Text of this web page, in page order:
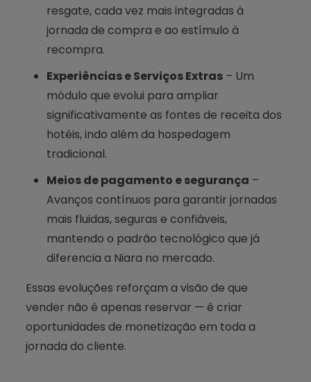
resgate, cada vez mais integradas à
jornada de compra e ao estímulo à
recompra.
Experiências e Serviços Extras– Um
módulo que evolui para ampliar
significativamente as fontes de receita dos
hotéis, indo além da hospedagem
tradicional.
Meios de pagamento e segurança –
Avanços contínuos para garantir jornadas
mais fluidas, seguras e confiáveis,
mantendo o padrão tecnológico que já
diferencia a Niara no mercado.
Essas evoluções reforçam a visão de que
vender não é apenas reservar — é criar
oportunidades de monetização em toda a
jornada do cliente.